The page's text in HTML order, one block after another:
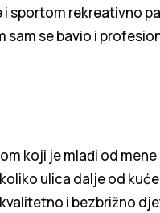
sportom rekreativno
se bavio i
koji je mlađi od
ulica dalje od
i bezbrižno